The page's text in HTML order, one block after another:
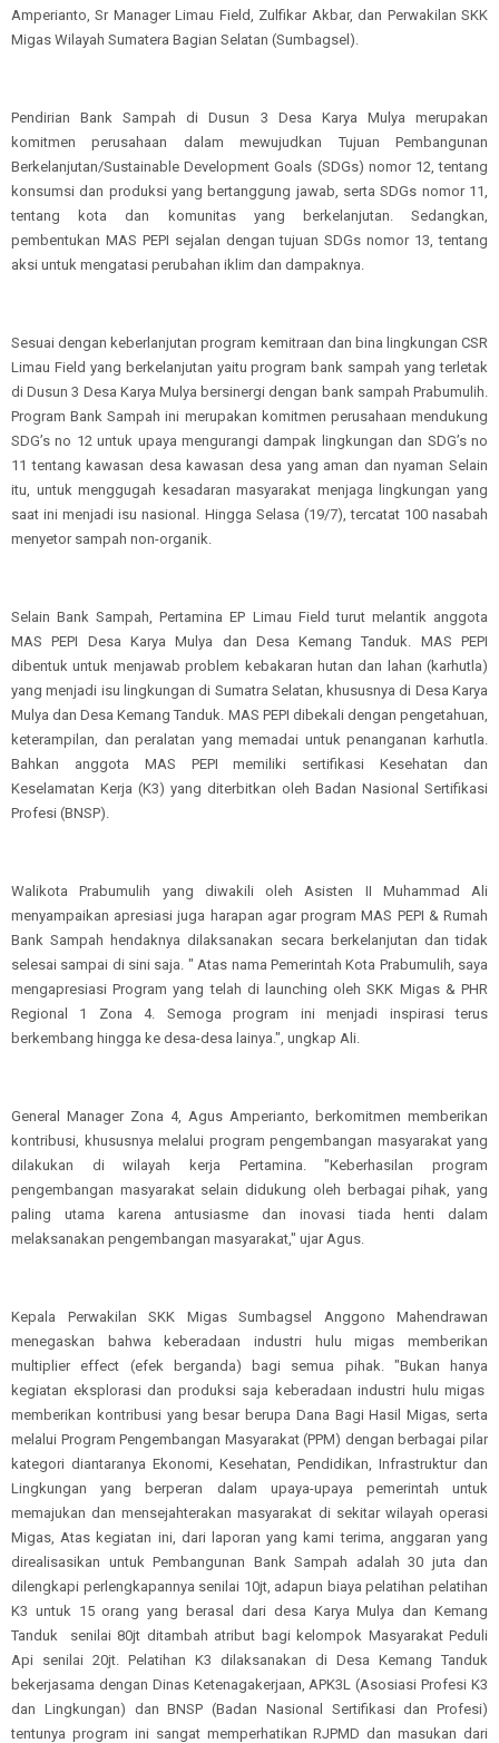
Amperianto, Sr Manager Limau Field, Zulfikar Akbar, dan Perwakilan SKK
Migas Wilayah Sumatera Bagian Selatan (Sumbagsel).
Pendirian Bank Sampah di Dusun 3 Desa Karya Mulya merupakan
komitmen perusahaan dalam mewujudkan Tujuan Pembangunan
Berkelanjutan/Sustainable Development Goals (SDGs) nomor 12, tentang
konsumsi dan produksi yang bertanggung jawab, serta SDGs nomor 11,
tentang kota dan komunitas yang berkelanjutan. Sedangkan,
pembentukan MAS PEPI sejalan dengan tujuan SDGs nomor 13, tentang
aksi untuk mengatasi perubahan iklim dan dampaknya.
Sesuai dengan keberlanjutan program kemitraan dan bina lingkungan CSR
Limau Field yang berkelanjutan yaitu program bank sampah yang terletak
di Dusun 3 Desa Karya Mulya bersinergi dengan bank sampah Prabumulih.
Program Bank Sampah ini merupakan komitmen perusahaan mendukung
SDG’s no 12 untuk upaya mengurangi dampak lingkungan dan SDG’s no
11 tentang kawasan desa kawasan desa yang aman dan nyaman Selain
itu, untuk menggugah kesadaran masyarakat menjaga lingkungan yang
saat ini menjadi isu nasional. Hingga Selasa (19/7), tercatat 100 nasabah
menyetor sampah non-organik.
Selain Bank Sampah, Pertamina EP Limau Field turut melantik anggota
MAS PEPI Desa Karya Mulya dan Desa Kemang Tanduk. MAS PEPI
dibentuk untuk menjawab problem kebakaran hutan dan lahan (karhutla)
yang menjadi isu lingkungan di Sumatra Selatan, khususnya di Desa Karya
Mulya dan Desa Kemang Tanduk. MAS PEPI dibekali dengan pengetahuan,
keterampilan, dan peralatan yang memadai untuk penanganan karhutla.
Bahkan anggota MAS PEPI memiliki sertifikasi Kesehatan dan
Keselamatan Kerja (K3) yang diterbitkan oleh Badan Nasional Sertifikasi
Profesi (BNSP).
Walikota Prabumulih yang diwakili oleh Asisten II Muhammad Ali
menyampaikan apresiasi juga harapan agar program MAS PEPI & Rumah
Bank Sampah hendaknya dilaksanakan secara berkelanjutan dan tidak
selesai sampai di sini saja. " Atas nama Pemerintah Kota Prabumulih, saya
mengapresiasi Program yang telah di launching oleh SKK Migas & PHR
Regional 1 Zona 4. Semoga program ini menjadi inspirasi terus
berkembang hingga ke desa-desa lainya.", ungkap Ali.
General Manager Zona 4, Agus Amperianto, berkomitmen memberikan
kontribusi, khususnya melalui program pengembangan masyarakat yang
dilakukan di wilayah kerja Pertamina. "Keberhasilan program
pengembangan masyarakat selain didukung oleh berbagai pihak, yang
paling utama karena antusiasme dan inovasi tiada henti dalam
melaksanakan pengembangan masyarakat," ujar Agus.
Kepala Perwakilan SKK Migas Sumbagsel Anggono Mahendrawan
menegaskan bahwa keberadaan industri hulu migas memberikan
multiplier effect (efek berganda) bagi semua pihak. "Bukan hanya
kegiatan eksplorasi dan produksi saja keberadaan industri hulu migas
memberikan kontribusi yang besar berupa Dana Bagi Hasil Migas, serta
melalui Program Pengembangan Masyarakat (PPM) dengan berbagai pilar
kategori diantaranya Ekonomi, Kesehatan, Pendidikan, Infrastruktur dan
Lingkungan yang berperan dalam upaya-upaya pemerintah untuk
memajukan dan mensejahterakan masyarakat di sekitar wilayah operasi
Migas, Atas kegiatan ini, dari laporan yang kami terima, anggaran yang
direalisasikan untuk Pembangunan Bank Sampah adalah 30 juta dan
dilengkapi perlengkapannya senilai 10jt, adapun biaya pelatihan pelatihan
K3 untuk 15 orang yang berasal dari desa Karya Mulya dan Kemang
Tanduk senilai 80jt ditambah atribut bagi kelompok Masyarakat Peduli
Api senilai 20jt. Pelatihan K3 dilaksanakan di Desa Kemang Tanduk
bekerjasama dengan Dinas Ketenagakerjaan, APK3L (Asosiasi Profesi K3
dan Lingkungan) dan BNSP (Badan Nasional Sertifikasi dan Profesi)
tentunya program ini sangat memperhatikan RJPMD dan masukan dari